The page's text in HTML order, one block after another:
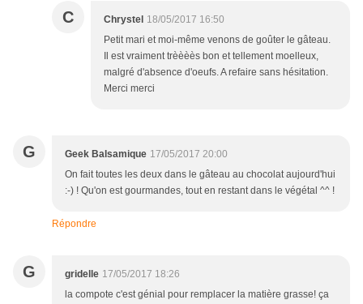
C Chrystel 18/05/2017 16:50
Petit mari et moi-même venons de goûter le gâteau.
Il est vraiment trèèèès bon et tellement moelleux,
malgré d'absence d'oeufs. A refaire sans hésitation.
Merci merci
G Geek Balsamique 17/05/2017 20:00
On fait toutes les deux dans le gâteau au chocolat aujourd'hui
:-) ! Qu'on est gourmandes, tout en restant dans le végétal ^^ !
Répondre
G gridelle 17/05/2017 18:26
la compote c'est génial pour remplacer la matière grasse! ça